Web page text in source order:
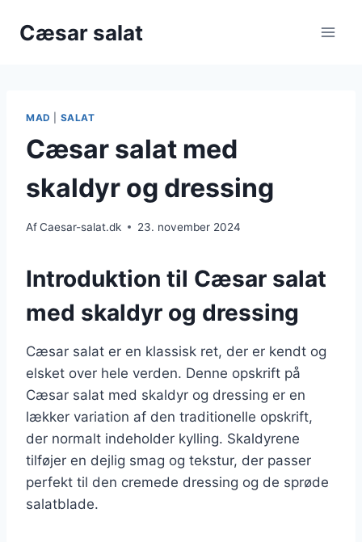
Cæsar salat
MAD SALAT
Cæsar salat med
skaldyr og dressing
AfCaesar-salat.dk 23. november 2024
Introduktion til Cæsar salat
med skaldyr og dressing
Cæsar salat er en klassisk ret, der er kendt og
elsket over hele verden. Denne opskrift på
Cæsar salat med skaldyr og dressing er en
lækker variation af den traditionelle opskrift,
der normalt indeholder kylling. Skaldyrene
tilføjer en dejlig smag og tekstur, der passer
perfekt til den cremede dressing og de sprøde
salatblade.